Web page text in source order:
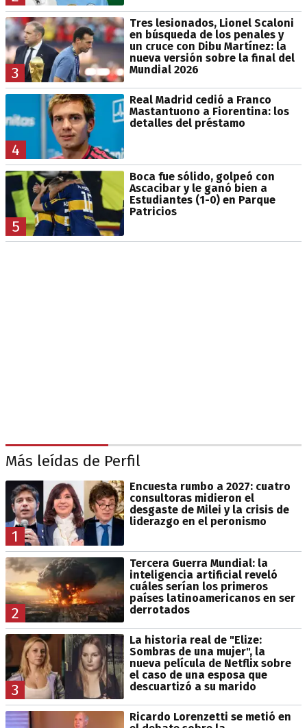
3
Tres lesionados, Lionel Scaloni
en búsqueda de los penales y
un cruce con Dibu Martínez: la
nueva versión sobre la final del
Mundial 2026
4
Real Madrid cedió a Franco
Mastantuono a Fiorentina: los
detalles del préstamo
5
Boca fue sólido, golpeó con
Ascacibar y le ganó bien a
Estudiantes (1-0) en Parque
Patricios
Más leídas de Perfil
1
Encuesta rumbo a 2027: cuatro
consultoras midieron el
desgaste de Milei y la crisis de
liderazgo en el peronismo
2
Tercera Guerra Mundial: la
inteligencia artificial reveló
cuáles serían los primeros
países latinoamericanos en ser
derrotados
3
La historia real de "Elize:
Sombras de una mujer", la
nueva película de Netflix sobre
el caso de una esposa que
descuartizó a su marido
Ricardo Lorenzetti se metió en